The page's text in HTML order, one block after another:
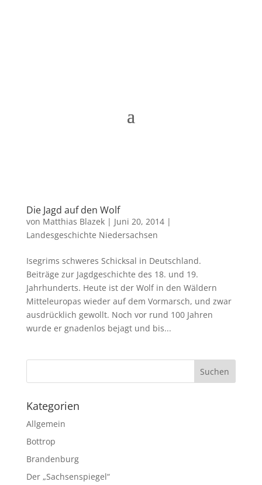
Die Jagd auf den Wolf
von Matthias Blazek| Juni 20, 2014|
Landesgeschichte Niedersachsen
Isegrims schweres Schicksal in Deutschland.
Beiträge zur Jagdgeschichte des 18. und 19.
Jahrhunderts. Heute ist der Wolf in den Wäldern
Mitteleuropas wieder auf dem Vormarsch, und zwar
ausdrücklich gewollt. Noch vor rund 100 Jahren
wurde er gnadenlos bejagt und bis...
Kategorien
Allgemein
Bottrop
Brandenburg
Der „Sachsenspiegel“